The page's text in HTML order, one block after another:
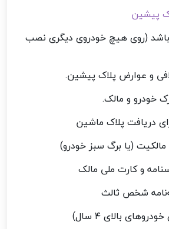
پیشین
باشد (روی هیچ خودروی دیگری نصب
دریافت پلاک ماشین
(یا برگ سبز خودرو)
و کارت ملی مالک
شخص ثالث
بالای ۴ سال)